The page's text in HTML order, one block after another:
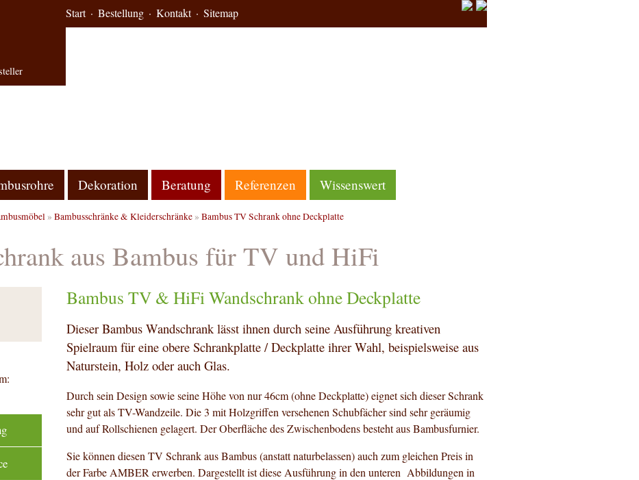
Start Bestellung Kontakt Sitemap
Dekoration Beratung Referenzen Wissenswert
» Bambusschränke & Kleiderschränke» Bambus TV Schrank ohne Deckplatte
aus Bambus für TV und HiFi
Bambus TV & HiFi Wandschrank ohne Deckplatte
Dieser Bambus Wandschrank lässt ihnen durch seine Ausführung kreativen
Spielraum für eine obere Schrankplatte / Deckplatte ihrer Wahl, beispielsweise aus
Naturstein, Holz oder auch Glas.
Durch sein Design sowie seine Höhe von nur 46cm (ohne Deckplatte) eignet sich dieser Schrank
sehr gut als TV-Wandzeile. Die 3 mit Holzgriffen versehenen Schubfächer sind sehr geräumig
und auf Rollschienen gelagert. Der Oberfläche des Zwischenbodens besteht aus Bambusfurnier.
Sie können diesen TV Schrank aus Bambus (anstatt naturbelassen) auch zum gleichen Preis in
der Farbe AMBER erwerben. Dargestellt ist diese Ausführung in den unteren Abbildungen in